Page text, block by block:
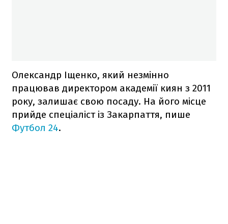
Олександр Іщенко, який незмінно
працював директором академії киян з 2011
року, залишає свою посаду. На його місце
прийде спеціаліст із Закарпаття, пише
Футбол 24.